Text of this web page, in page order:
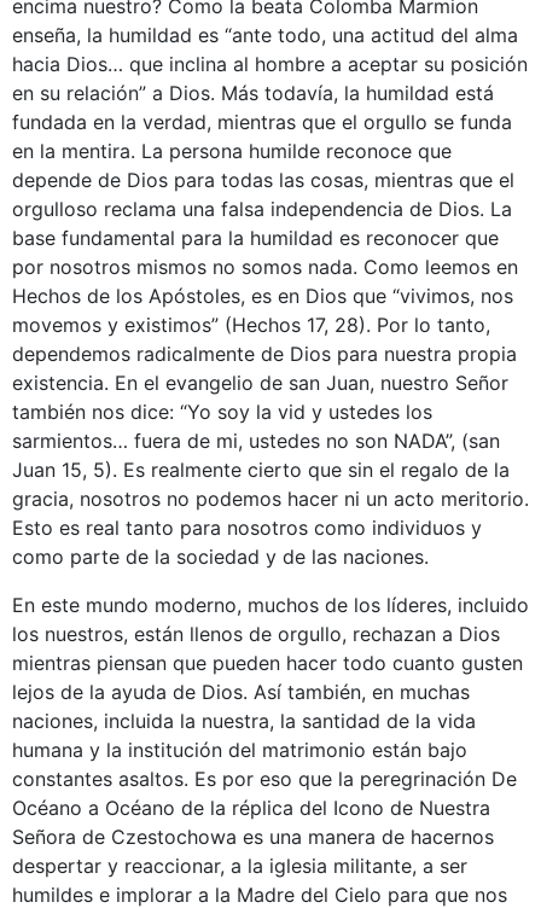
encima nuestro? Como la beata Colomba Marmion
enseña, la humildad es “ante todo, una actitud del alma
hacia Dios… que inclina al hombre a aceptar su posición
en su relación” a Dios. Más todavía, la humildad está
fundada en la verdad, mientras que el orgullo se funda
en la mentira. La persona humilde reconoce que
depende de Dios para todas las cosas, mientras que el
orgulloso reclama una falsa independencia de Dios. La
base fundamental para la humildad es reconocer que
por nosotros mismos no somos nada. Como leemos en
Hechos de los Apóstoles, es en Dios que “vivimos, nos
movemos y existimos” (Hechos 17, 28). Por lo tanto,
dependemos radicalmente de Dios para nuestra propia
existencia. En el evangelio de san Juan, nuestro Señor
también nos dice: “Yo soy la vid y ustedes los
sarmientos… fuera de mi, ustedes no son NADA”, (san
Juan 15, 5). Es realmente cierto que sin el regalo de la
gracia, nosotros no podemos hacer ni un acto meritorio.
Esto es real tanto para nosotros como individuos y
como parte de la sociedad y de las naciones.
En este mundo moderno, muchos de los líderes, incluido
los nuestros, están llenos de orgullo, rechazan a Dios
mientras piensan que pueden hacer todo cuanto gusten
lejos de la ayuda de Dios. Así también, en muchas
naciones, incluida la nuestra, la santidad de la vida
humana y la institución del matrimonio están bajo
constantes asaltos. Es por eso que la peregrinación De
Océano a Océano de la réplica del Icono de Nuestra
Señora de Czestochowa es una manera de hacernos
despertar y reaccionar, a la iglesia militante, a ser
humildes e implorar a la Madre del Cielo para que nos